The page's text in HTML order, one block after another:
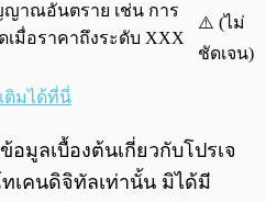
ญาณอันตราย เช่น การ
มื่อราคาถึงระดับ XXX
⚠️ (ไม่
ชัดเจน)
ติมได้ที่นี่
มูลเบื้องต้นเกี่ยวกับโปรเจ
เคนดิจิทัลเท่านั้น มิได้มี